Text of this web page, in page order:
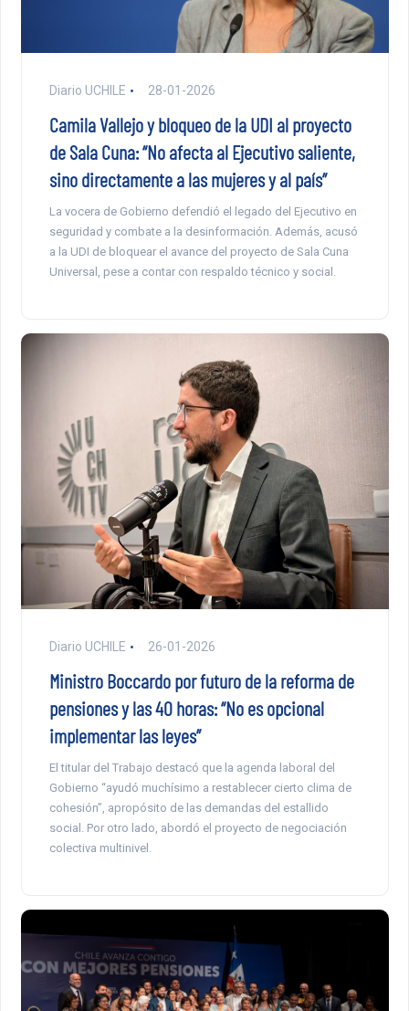
Diario UCHILE 28-01-2026
Camila Vallejo y bloqueo de la UDI al proyecto
de Sala Cuna: “No afecta al Ejecutivo saliente,
sino directamente a las mujeres y al país”
La vocera de Gobierno defendió el legado del Ejecutivo en
seguridad y combate a la desinformación. Además, acusó
a la UDI de bloquear el avance del proyecto de Sala Cuna
Universal, pese a contar con respaldo técnico y social.
Diario UCHILE 26-01-2026
Ministro Boccardo por futuro de la reforma de
pensiones y las 40 horas: “No es opcional
implementar las leyes”
El titular del Trabajo destacó que la agenda laboral del
Gobierno “ayudó muchísimo a restablecer cierto clima de
cohesión”, apropósito de las demandas del estallido
social. Por otro lado, abordó el proyecto de negociación
colectiva multinivel.